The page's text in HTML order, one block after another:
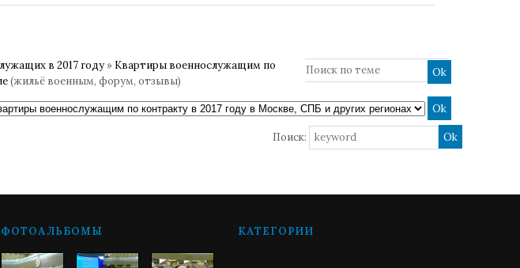
в 2017 году » Квартиры военнослужащим по
(жильё военным, форум, отзывы)
Поиск:
ФОТОАЛЬБОМЫ КАТЕГОРИИ